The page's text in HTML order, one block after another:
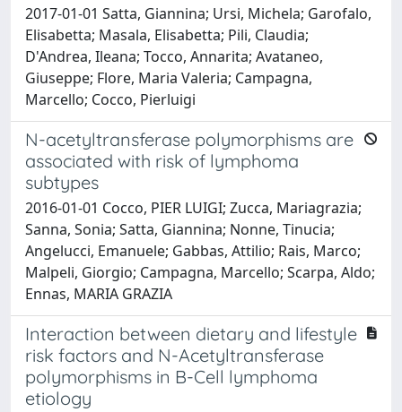
2017-01-01 Satta, Giannina; Ursi, Michela; Garofalo,
Elisabetta; Masala, Elisabetta; Pili, Claudia;
D'Andrea, Ileana; Tocco, Annarita; Avataneo,
Giuseppe; Flore, Maria Valeria; Campagna,
Marcello; Cocco, Pierluigi
N-acetyltransferase polymorphisms are
associated with risk of lymphoma
subtypes
2016-01-01 Cocco, PIER LUIGI; Zucca, Mariagrazia;
Sanna, Sonia; Satta, Giannina; Nonne, Tinucia;
Angelucci, Emanuele; Gabbas, Attilio; Rais, Marco;
Malpeli, Giorgio; Campagna, Marcello; Scarpa, Aldo;
Ennas, MARIA GRAZIA
Interaction between dietary and lifestyle
risk factors and N-Acetyltransferase
polymorphisms in B-Cell lymphoma
etiology